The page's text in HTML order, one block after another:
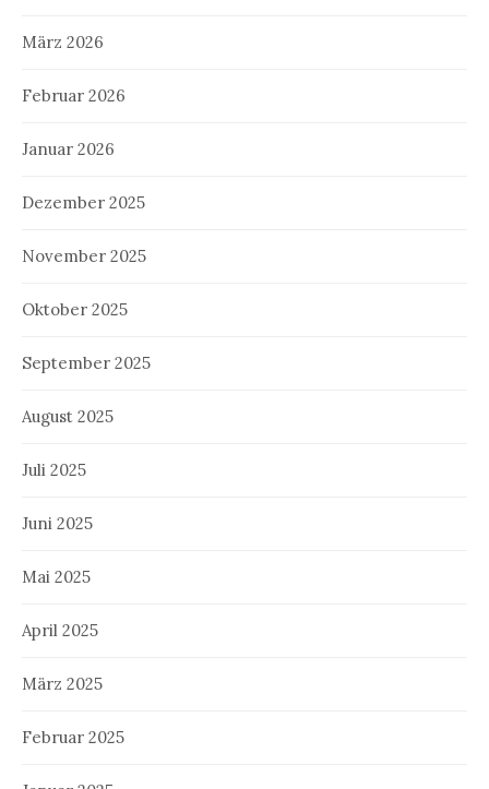
März 2026
Februar 2026
Januar 2026
Dezember 2025
November 2025
Oktober 2025
September 2025
August 2025
Juli 2025
Juni 2025
Mai 2025
April 2025
März 2025
Februar 2025